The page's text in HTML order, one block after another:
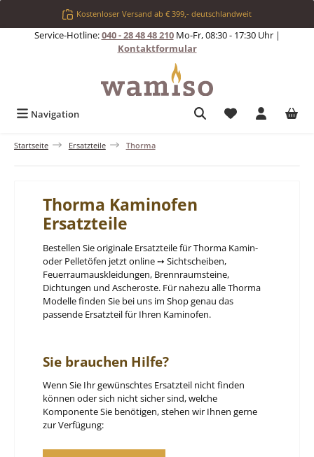
Zum Hauptinhalt springenKostenloser Versand ab € 399,- deutschlandweit
Service-Hotline:040 - 28 48 48 210Mo-Fr, 08:30 - 17:30 Uhr |
Kontaktformular
Navigation Du hast 0
Startseite Ersatzteile Thorma
Thorma Kaminofen
Ersatzteile
Bestellen Sie originale Ersatzteile für Thorma Kamin-
oder Pelletöfen jetzt online ➙ Sichtscheiben,
Feuerraumauskleidungen, Brennraumsteine,
Dichtungen und Ascheroste. Für nahezu alle Thorma
Modelle finden Sie bei uns im Shop genau das
passende Ersatzteil für Ihren Kaminofen.
Sie brauchen Hilfe?
Wenn Sie Ihr gewünschtes Ersatzteil nicht finden
können oder sich nicht sicher sind, welche
Komponente Sie benötigen, stehen wir Ihnen gerne
zur Verfügung: